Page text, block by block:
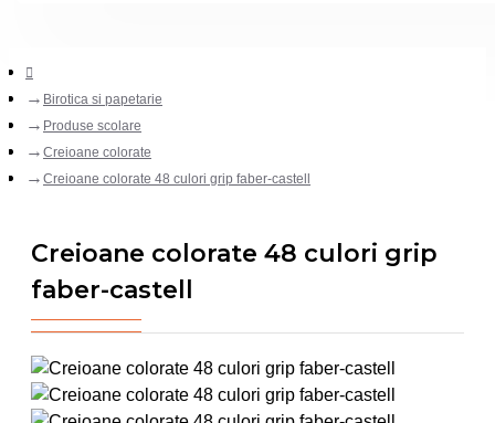
Birotica si papetarie
Produse scolare
Creioane colorate
Creioane colorate 48 culori grip faber-castell
Creioane colorate 48 culori grip
faber-castell